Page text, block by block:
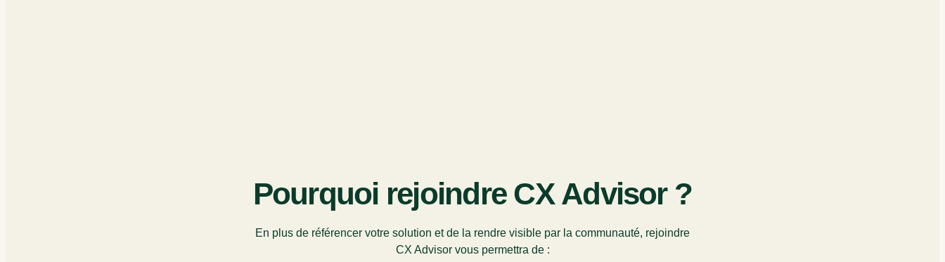
Pourquoi rejoindre CX Advisor ?
En plus de référencer votre solution et de la rendre visible par la communauté, rejoindre
CX Advisor vous permettra de :